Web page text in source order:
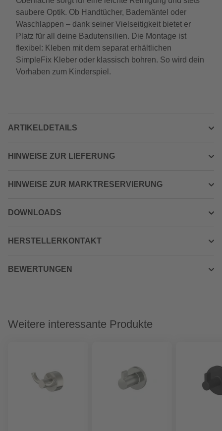
saubere Optik. Ob Handtücher, Bademäntel oder
Waschlappen – dank seiner Vielseitigkeit bietet er
Platz für all deine Badutensilien. Die Montage ist
flexibel: Kleben mit dem separat erhältlichen
SimpleFix Kleber oder klassisch bohren. So wird dein
Vorhaben zum Kinderspiel.
ARTIKELDETAILS
HINWEISE ZUR LIEFERUNG
HINWEISE ZUR MARKTRESERVIERUNG
DOWNLOADS
HERSTELLERKONTAKT
BEWERTUNGEN
Weitere interessante Produkte